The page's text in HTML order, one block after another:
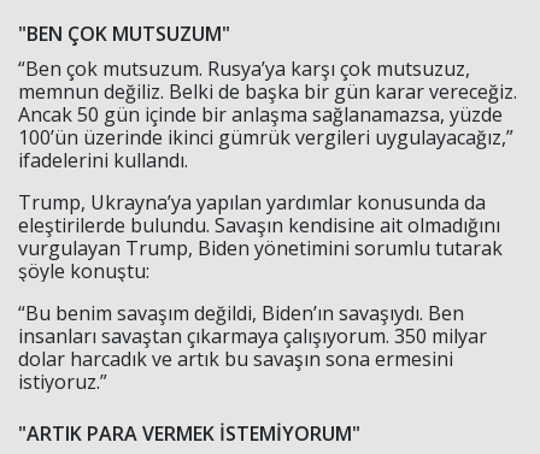
"BEN ÇOK MUTSUZUM"
“Ben çok mutsuzum. Rusya’ya karşı çok mutsuzuz,
memnun değiliz. Belki de başka bir gün karar vereceğiz.
Ancak 50 gün içinde bir anlaşma sağlanamazsa, yüzde
100’ün üzerinde ikinci gümrük vergileri uygulayacağız,”
ifadelerini kullandı.
Trump, Ukrayna’ya yapılan yardımlar konusunda da
eleştirilerde bulundu. Savaşın kendisine ait olmadığını
vurgulayan Trump, Biden yönetimini sorumlu tutarak
şöyle konuştu:
“Bu benim savaşım değildi, Biden’ın savaşıydı. Ben
insanları savaştan çıkarmaya çalışıyorum. 350 milyar
dolar harcadık ve artık bu savaşın sona ermesini
istiyoruz.”
"ARTIK PARA VERMEK İSTEMİYORUM"